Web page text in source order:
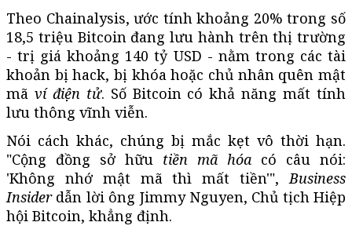
Theo Chainalysis, ước tính khoảng 20% trong số
18,5 triệu Bitcoin đang lưu hành trên thị trường
- trị giá khoảng 140 tỷ USD - nằm trong các tài
khoản bị hack, bị khóa hoặc chủ nhân quên mật
mã ví điện tử. Số Bitcoin có khả năng mất tính
lưu thông vĩnh viễn.
Nói cách khác, chúng bị mắc kẹt vô thời hạn.
"Cộng đồng sở hữu tiền mã hóa có câu nói:
'Không nhớ mật mã thì mất tiền'",Business
Insiderdẫn lời ông Jimmy Nguyen, Chủ tịch Hiệp
hội Bitcoin, khẳng định.